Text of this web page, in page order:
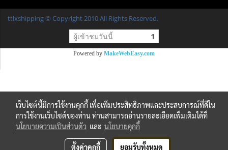
ttlxshipping © Copyright 2010 All Rights Reserved.
ผู้เข้าชมวันนี้ 1
Powered by MakeWebEasy.com
เว็บไซต์นี้มีการใช้งานคุกกี้ เพื่อเพิ่มประสิทธิภาพและประสบการณ์ที่ดีใน
การใช้งานเว็บไซต์ของท่าน ท่านสามารถอ่านรายละเอียดเพิ่มเติมได้ที่
นโยบายความเป็นส่วนตัว และ นโยบายคุกกี้
ตั้งค่าคุกกี้ ยอมรับทั้งหมด